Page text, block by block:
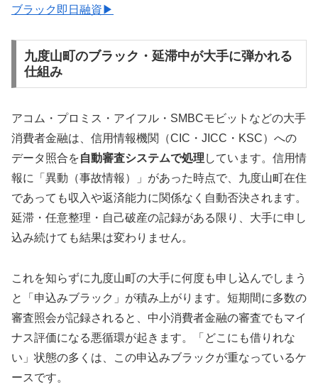
ブラック即日融資▶
九度山町のブラック・延滞中が大手に弾かれる
仕組み
アコム・プロミス・アイフル・SMBCモビットなどの大手
消費者金融は、信用情報機関（CIC・JICC・KSC）への
データ照合を自動審査システムで処理 しています。信用情
報に「異動（事故情報）」があった時点で、九度山町在住
であっても収入や返済能力に関係なく自動否決されます。
延滞・任意整理・自己破産の記録がある限り、大手に申し
込み続けても結果は変わりません。
これを知らずに九度山町の大手に何度も申し込んでしまう
と「申込みブラック」が積み上がります。短期間に多数の
審査照会が記録されると、中小消費者金融の審査でもマイ
ナス評価になる悪循環が起きます。「どこにも借りれな
い」状態の多くは、この申込みブラックが重なっているケ
ースです。